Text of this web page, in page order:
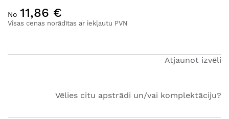
uz
galerijas
Visas cenas norādītas ar iekļautu PVN
No 11,86 €
Atjaunot izvēli
Vēlies citu apstrādi un/vai komplektāciju?